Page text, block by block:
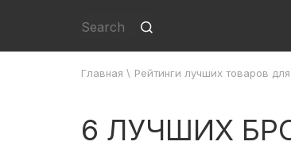
Главная \ Рейтинги лучших товаров
6 ЛУЧШИХ